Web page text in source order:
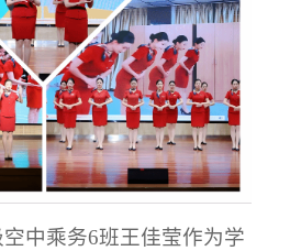
空中乘务6班王佳莹作为学